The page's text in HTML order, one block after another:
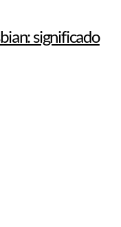
significado